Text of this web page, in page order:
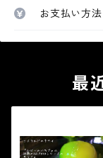
お支払い方
最